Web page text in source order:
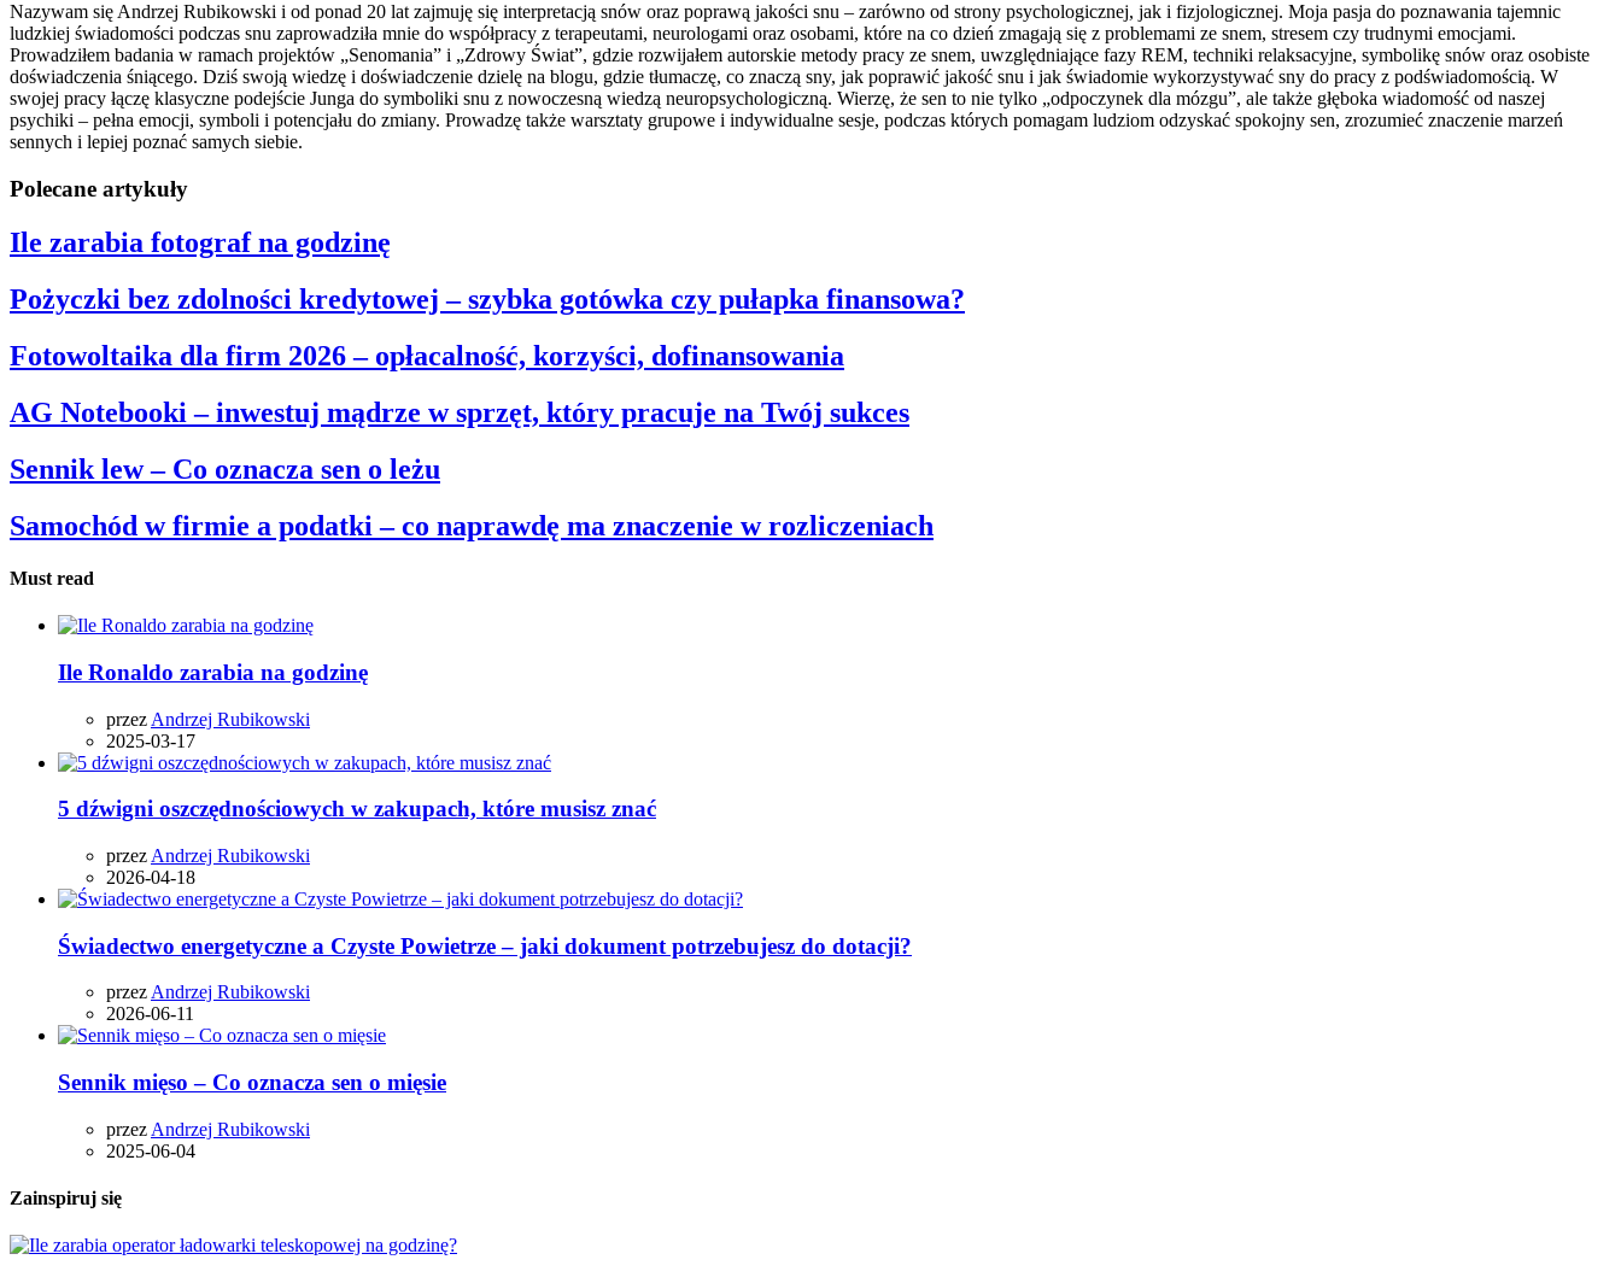
Nazywam się Andrzej Rubikowski i od ponad 20 lat zajmuję się interpretacją snów oraz poprawą jakości snu – zarówno od strony psychologicznej, jak i fizjologicznej. Moja pasja do poznawania tajemnic
ludzkiej świadomości podczas snu zaprowadziła mnie do współpracy z terapeutami, neurologami oraz osobami, które na co dzień zmagają się z problemami ze snem, stresem czy trudnymi emocjami.
Prowadziłem badania w ramach projektów „Senomania” i „Zdrowy Świat”, gdzie rozwijałem autorskie metody pracy ze snem, uwzględniające fazy REM, techniki relaksacyjne, symbolikę snów oraz osobiste
doświadczenia śniącego. Dziś swoją wiedzę i doświadczenie dzielę na blogu, gdzie tłumaczę, co znaczą sny, jak poprawić jakość snu i jak świadomie wykorzystywać sny do pracy z podświadomością. W
swojej pracy łączę klasyczne podejście Junga do symboliki snu z nowoczesną wiedzą neuropsychologiczną. Wierzę, że sen to nie tylko „odpoczynek dla mózgu”, ale także głęboka wiadomość od naszej
psychiki – pełna emocji, symboli i potencjału do zmiany. Prowadzę także warsztaty grupowe i indywidualne sesje, podczas których pomagam ludziom odzyskać spokojny sen, zrozumieć znaczenie marzeń
sennych i lepiej poznać samych siebie.
Polecane artykuły
Ile zarabia fotograf na godzinę
Pożyczki bez zdolności kredytowej – szybka gotówka czy pułapka finansowa?
Fotowoltaika dla firm 2026 – opłacalność, korzyści, dofinansowania
AG Notebooki – inwestuj mądrze w sprzęt, który pracuje na Twój sukces
Sennik lew – Co oznacza sen o leżu
Samochód w firmie a podatki – co naprawdę ma znaczenie w rozliczeniach
Must read
Ile Ronaldo zarabia na godzinę
przez Andrzej Rubikowski
2025-03-17
5 dźwigni oszczędnościowych w zakupach, które musisz znać
przez Andrzej Rubikowski
2026-04-18
Świadectwo energetyczne a Czyste Powietrze – jaki dokument potrzebujesz do dotacji?
przezAndrzej Rubikowski
2026-06-11
Sennik mięso – Co oznacza sen o mięsie
przez Andrzej Rubikowski
2025-06-04
Zainspiruj się